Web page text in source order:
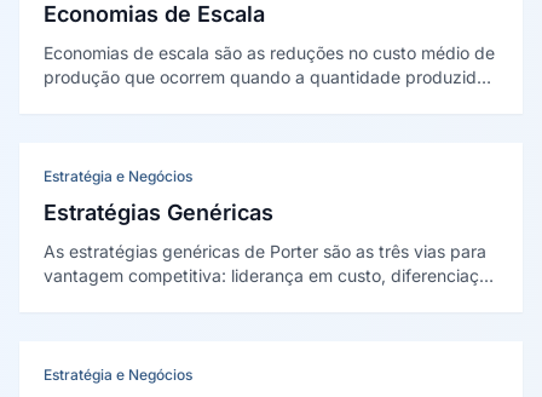
Economias de Escala
Economias de escala são as reduções no custo médio de
produção que ocorrem quando a quantidade produzida
deseconomias de escala.
Estratégia e Negócios
Estratégias Genéricas
As estratégias genéricas de Porter são as três vias para
vantagem competitiva: liderança em custo, diferenciação
Estratégia e Negócios